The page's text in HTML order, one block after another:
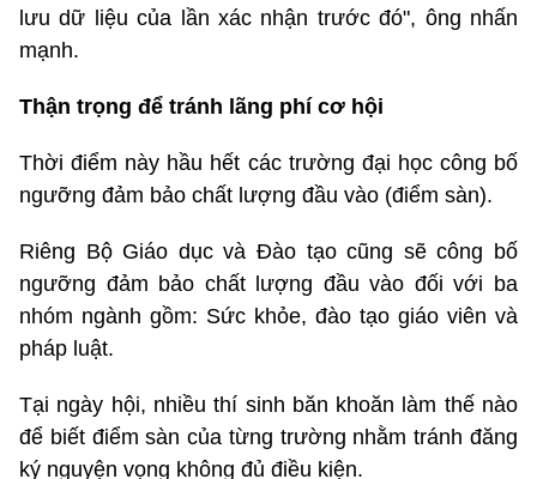
lưu dữ liệu của lần xác nhận trước đó", ông nhấn
mạnh.
Thận trọng để tránh lãng phí cơ hội
Thời điểm này hầu hết các trường đại học công bố
ngưỡng đảm bảo chất lượng đầu vào (điểm sàn).
Riêng Bộ Giáo dục và Đào tạo cũng sẽ công bố
ngưỡng đảm bảo chất lượng đầu vào đối với ba
nhóm ngành gồm: Sức khỏe, đào tạo giáo viên và
pháp luật.
Tại ngày hội, nhiều thí sinh băn khoăn làm thế nào
để biết điểm sàn của từng trường nhằm tránh đăng
ký nguyện vọng không đủ điều kiện.